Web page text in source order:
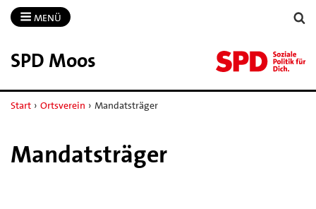
MENÜ
SPD Moos
Start › Ortsverein › Mandatsträger
Mandatsträger